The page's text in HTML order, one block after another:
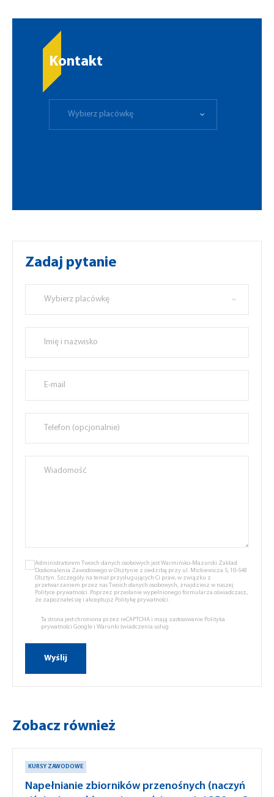
Kontakt
Wybierz placówkę
Zadaj pytanie
Wybierz placówkę
Administratorem Twoich danych osobowych jest Warmińsko-Mazurski Zakład
Doskonalenia Zawodowego w Olsztynie z siedzibą przy ul. Mickiewicza 5, 10-548
Olsztyn. Szczegóły na temat przysługujących Ci praw, w związku z
przetwarzaniem przez nas Twoich danych osobowych, znajdziesz w naszej
Polityce prywatności. Poprzez przesłanie wypełnionego formularza oświadczasz,
że zapoznałeś się i akceptujsz Politykę prywatności.
Ta strona jest chroniona przez reCAPTCHA i mają zastosowanie Polityka
prywatności Google i Warunki świadczenia usług
Zobacz również
KURSY ZAWODOWE
Napełnianie zbiorników przenośnych (naczyń